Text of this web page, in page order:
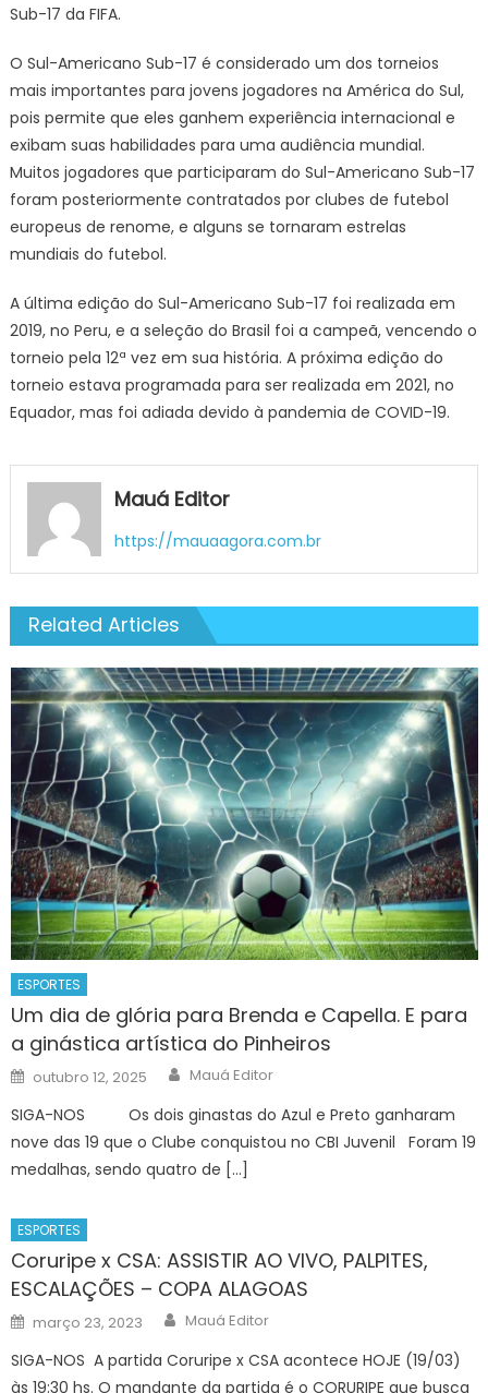
Sub-17 da FIFA.
O Sul-Americano Sub-17 é considerado um dos torneios
mais importantes para jovens jogadores na América do Sul,
pois permite que eles ganhem experiência internacional e
exibam suas habilidades para uma audiência mundial.
Muitos jogadores que participaram do Sul-Americano Sub-17
foram posteriormente contratados por clubes de futebol
europeus de renome, e alguns se tornaram estrelas
mundiais do futebol.
A última edição do Sul-Americano Sub-17 foi realizada em
2019, no Peru, e a seleção do Brasil foi a campeã, vencendo o
torneio pela 12ª vez em sua história. A próxima edição do
torneio estava programada para ser realizada em 2021, no
Equador, mas foi adiada devido à pandemia de COVID-19.
Mauá Editor
https://mauaagora.com.br
Related Articles
ESPORTES
Um dia de glória para Brenda e Capella. E para
a ginástica artística do Pinheiros
Posted
on
outubro 12, 2025 Author
Mauá Editor
SIGA-NOS Os dois ginastas do Azul e Preto ganharam
nove das 19 que o Clube conquistou no CBI Juvenil Foram 19
medalhas, sendo quatro de […]
ESPORTES
Coruripe x CSA: ASSISTIR AO VIVO, PALPITES,
ESCALAÇÕES – COPA ALAGOAS
Posted
on
março 23, 2023 Author
Mauá Editor
SIGA-NOS A partida Coruripe x CSA acontece HOJE (19/03)
às 19:30 hs. O mandante da partida é o CORURIPE que busca